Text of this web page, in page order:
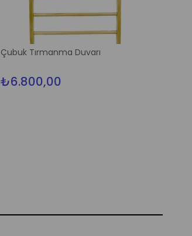
Çubuk Tırmanma Duvarı
₺6.800,00